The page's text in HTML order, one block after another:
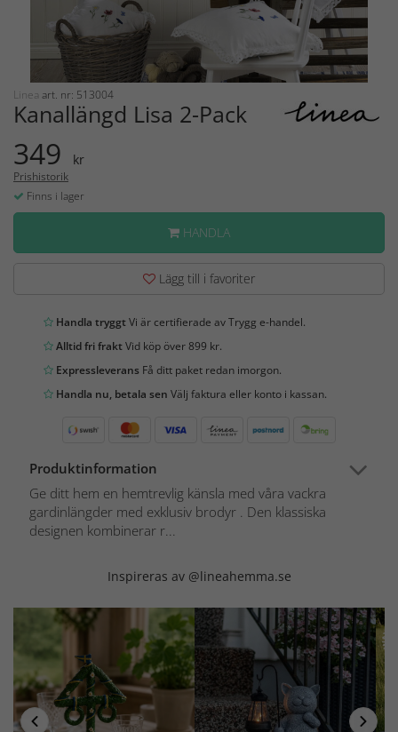
Linea art. nr: 513004
Kanallängd Lisa 2-Pack
349 kr
Prishistorik
Finns i lager
HANDLA
Lägg till i favoriter
Handla tryggtVi är certifierade av Trygg e-handel.
Alltid fri fraktVid köp över 899 kr.
Expressleverans Få ditt paket redan imorgon.
Handla nu, betala sen Välj faktura eller konto i kassan.
Produktinformation
Ge ditt hem en hemtrevlig känsla med våra vackra
gardinlängder med exklusiv brodyr . Den klassiska
designen kombinerar r...
Inspireras av @lineahemma.se